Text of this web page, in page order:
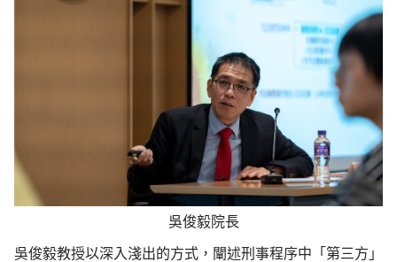
吳俊毅院長
吳俊毅教授以深入淺出的方式，闡述刑事程序中「第三方」